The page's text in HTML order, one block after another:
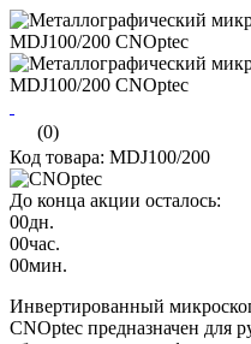
(0)
Код товара: MDJ100/200
До конца акции осталось:
00дн.
00час.
00мин.
Инвертированный
CNOptec предназначен для